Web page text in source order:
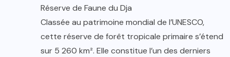
Réserve de Faune du Dja
Classée au patrimoine mondial de l’UNESCO,
cette réserve de forêt tropicale primaire s’étend
sur 5 260 km². Elle constitue l’un des derniers